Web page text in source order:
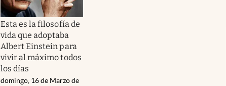
Esta es la filosofía de
vida que adoptaba
Albert Einstein para
vivir al máximo todos
los días
domingo, 16 de Marzo de